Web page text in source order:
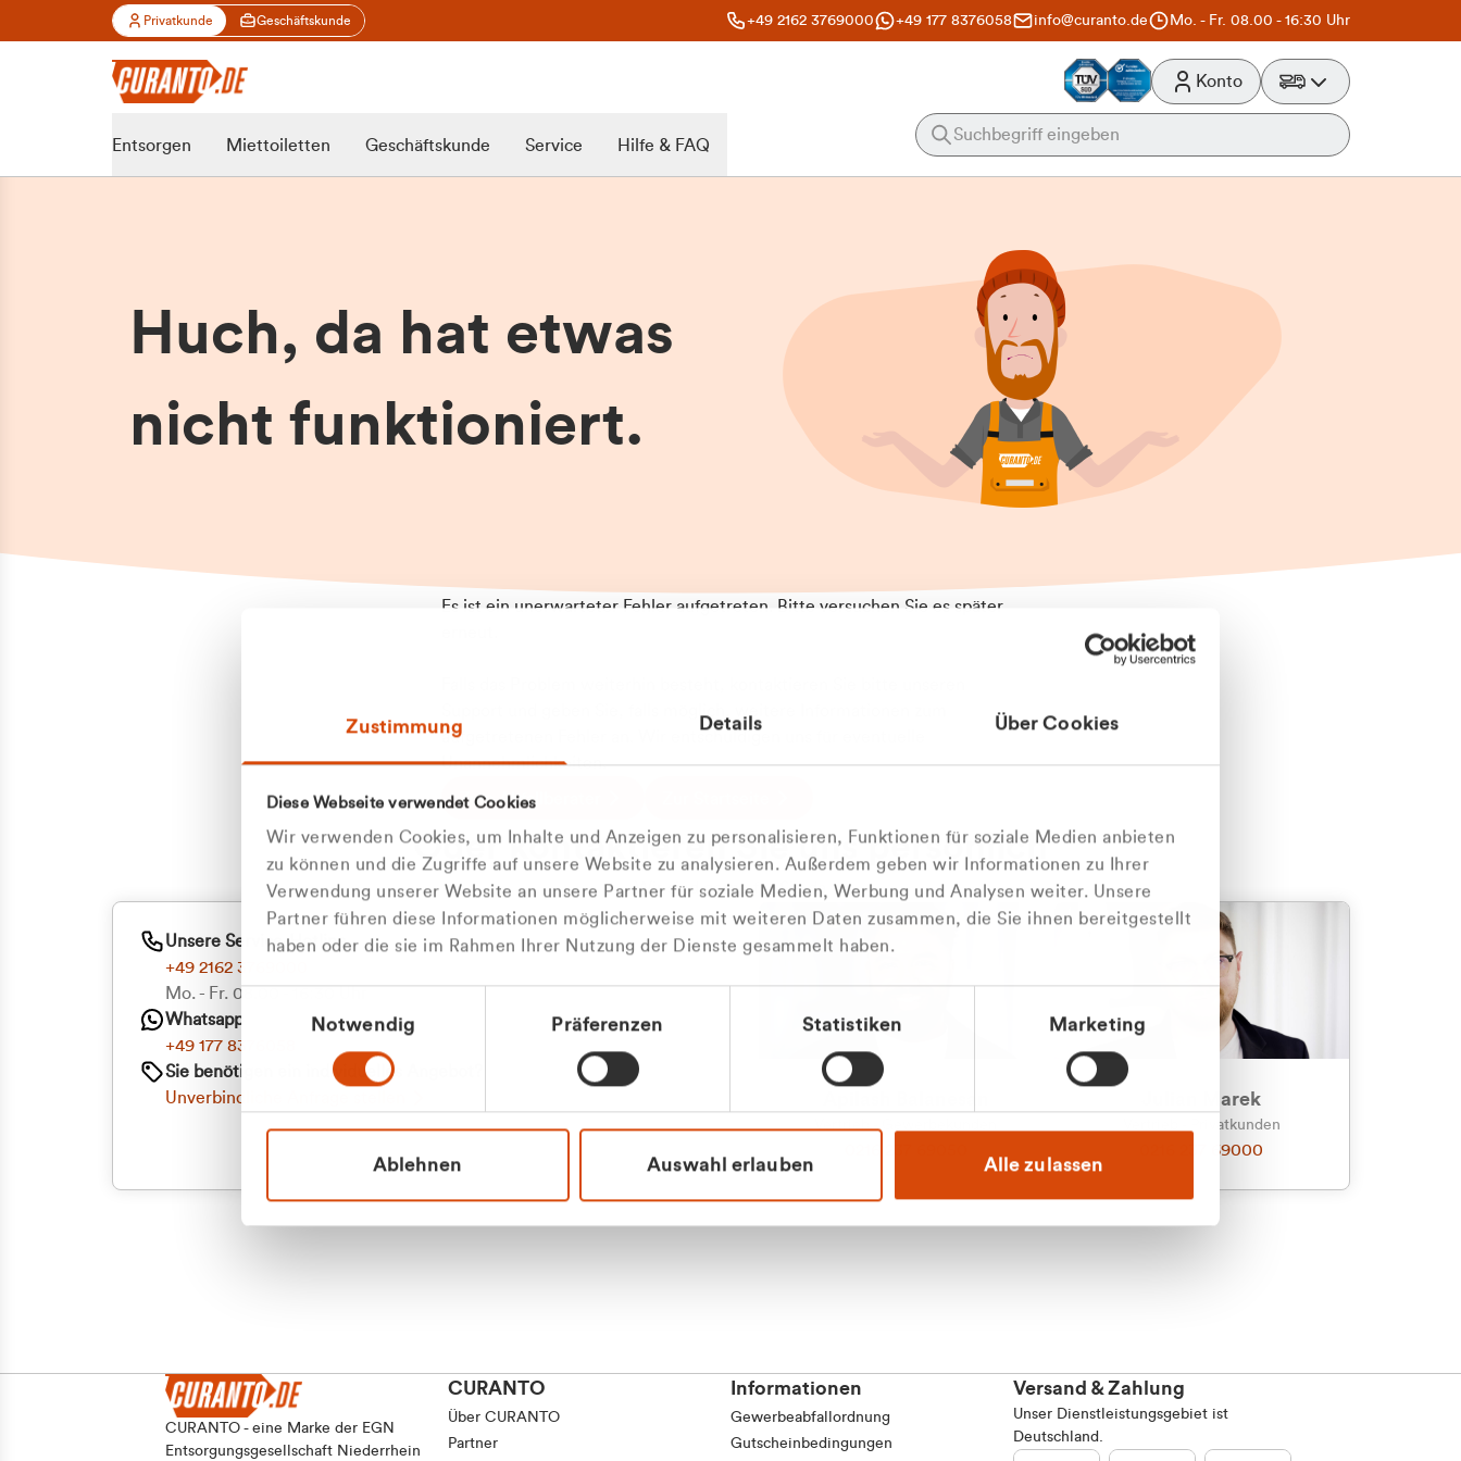
Zustimmung Details Über Cookies
Diese Webseite verwendet Cookies
Wir verwenden Cookies, um Inhalte und Anzeigen zu personalisieren, Funktionen für soziale Medien anbieten
zu können und die Zugriffe auf unsere Website zu analysieren. Außerdem geben wir Informationen zu Ihrer
Verwendung unserer Website an unsere Partner für soziale Medien, Werbung und Analysen weiter. Unsere
Partner führen diese Informationen möglicherweise mit weiteren Daten zusammen, die Sie ihnen bereitgestellt
haben oder die sie im Rahmen Ihrer Nutzung der Dienste gesammelt haben.
Einwilligungsauswahl
Notwendig Präferenzen Statistiken Marketing
Ablehnen Auswahl erlauben Alle zulassen
Privatkunde Geschäftskunde +49 2162 3769000 +49 177 8376058 info@curanto.de Mo. - Fr. 08.00 - 16:30 Uhr
Konto
Entsorgen Miettoiletten Geschäftskunde Service Hilfe & FAQ
Huch, da hat etwas
nicht funktioniert.
Es ist ein unerwarteter Fehler aufgetreten. Bitte versuchen Sie es später
aufgetretenen Fehler an. Wir entschuldigen uns für eventuelle
Unannehmlichkeiten.
Zum Abfallberater
Oder kontaktieren Sie uns persönlich
Wir sind gerne für Sie da
Unsere Service-Hotline
+49 2162 3769000
Mo. - Fr. 08.00 - 16:30 Uhr
Whatsapp
+49 177 8376058
Sie benötigen ein individuelles Angebot?
Unverbindliche Anfrage stellen
Julian Marek
Vertrieb - Privatkunden
0216 237 69000
CURANTO - eine Marke der EGN
Entsorgungsgesellschaft Niederrhein
CURANTO
Über CURANTO
Partner
Informationen
Gewerbeabfallordnung
Gutscheinbedingungen
Versand & Zahlung
Unser Dienstleistungsgebiet ist
Deutschland.